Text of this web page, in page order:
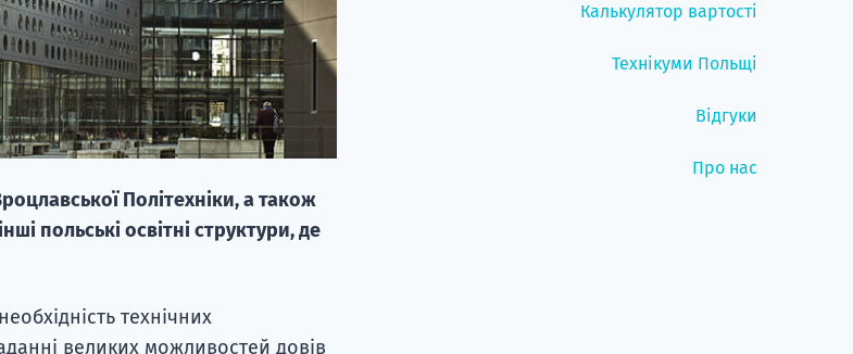
Політехніки, а також
польські освітні структури, де
технічних
великих можливостей довів
Калькулятор вартості
Технікуми Польщі
Відгуки
Про нас